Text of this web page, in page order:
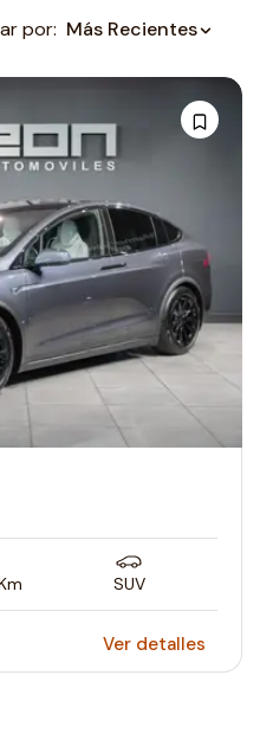
por: Más Recientes
SUV
Ver detalles